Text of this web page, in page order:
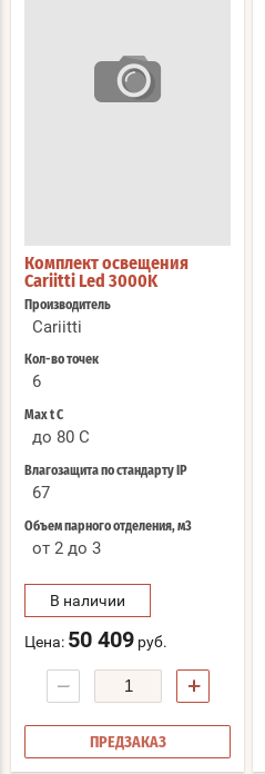
Комплект освещения
Cariitti Led 3000K
Производитель
Cariitti
Кол-во точек
6
Max t С
до 80 C
Влагозащита по стандарту IP
67
Объем парного отделения, м3
от 2 до 3
В наличии
Цена: 50 409 руб.
− +
ПРЕДЗАКАЗ